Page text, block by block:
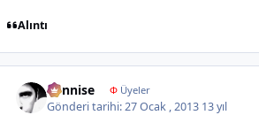
Alıntı
dennise ΦÜyeler
Gönderi tarihi:27 Ocak , 2013 13 yıl